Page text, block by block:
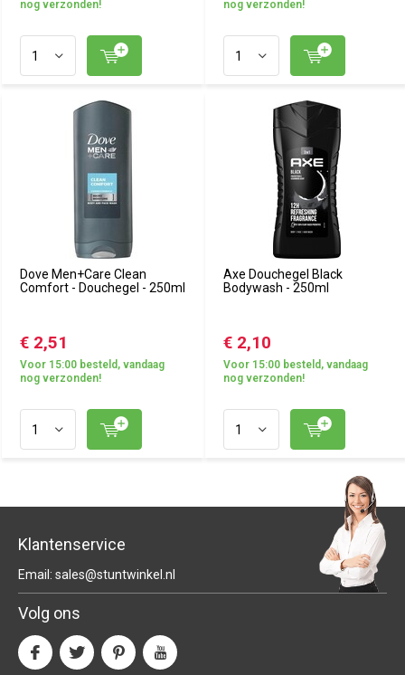
nog verzonden!
nog verzonden!
Dove Men+Care Clean
Comfort - Douchegel - 250ml
€ 2,51
Voor 15:00 besteld, vandaag
nog verzonden!
Axe Douchegel Black
Bodywash - 250ml
€ 2,10
Voor 15:00 besteld, vandaag
nog verzonden!
Klantenservice
Email: sales@stuntwinkel.nl
Volg ons